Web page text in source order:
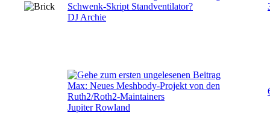
Schwenk-Skript Standventilator?
DJ Archie
Max: Neues Meshbody-Projekt von den
Ruth2/Roth2-Maintainers
Jupiter Rowland